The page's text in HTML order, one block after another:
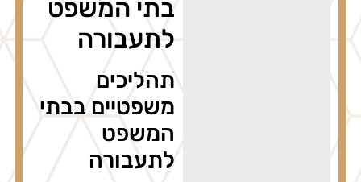
בתי המשפט
לתעבורה
תהליכים
משפטיים בבתי
המשפט
לתעבורה